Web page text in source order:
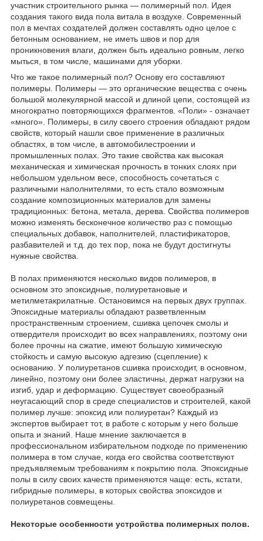
участник строительного рынка — полимерный пол. Идея
создания такого вида пола витала в воздухе. Современный
пол в мечтах создателей должен составлять одно целое с
бетонным основанием, не иметь швов и пор для
проникновения влаги, должен быть идеально ровным, легко
мыться, в том числе, машинами для уборки.
Что же такое полимерный пол? Основу его составляют
полимеры. Полимеры — это органические вещества с очень
большой молекулярной массой и длиной цепи, состоящей из
многократно повторяющихся фрагментов. «Поли» - означает
«много». Полимеры, в силу своего строения обладают рядом
свойств, который нашли свое применение в различных
областях, в том числе, в автомобилестроении и
промышленных полах. Это такие свойства как высокая
механическая и химическая прочность в тонких слоях при
небольшом удельном весе, способность сочетаться с
различными наполнителями, то есть стало возможным
создание композиционных материалов для замены
традиционных: бетона, метала, дерева. Свойства полимеров
можно изменять бесконечное количество раз с помощью
специальных добавок, наполнителей, пластификаторов,
разбавителей и т.д. до тех пор, пока не будут достигнуты
нужные свойства.
В полах применяются несколько видов полимеров, в
основном это эпоксидные, полиуретановые и
метилметакрилатные. Остановимся на первых двух группах.
Эпоксидные материалы обладают разветвленным
пространственным строением, сшивка цепочек смолы и
отвердителя происходит во всех направлениях, поэтому они
более прочны на сжатие, имеют большую химическую
стойкость и самую высокую адгезию (сцепление) к
основанию. У полиуретанов сшивка происходит, в основном,
линейно, поэтому они более эластичны, держат нагрузки на
изгиб, удар и деформацию. Существует своеобразный
неугасающий спор в среде специалистов и строителей, какой
полимер лучше: эпоксид или полиуретан? Каждый из
экспертов выбирает тот, в работе с которым у него больше
опыта и знаний. Наше мнение заключается в
профессиональном избирательном подходе по применению
полимера в том случае, когда его свойства соответствуют
предъявляемым требованиям к покрытию пола. Эпоксидные
полы в силу своих качеств применяются чаще: есть, кстати,
гибридные полимеры, в которых свойства эпоксидов и
полиуретанов совмещены.
Некоторые особенности устройства полимерных полов.